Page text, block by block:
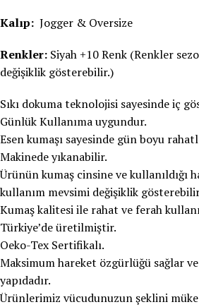
Kalıp: Jogger & Oversize
Renkler: Siyah +10 Renk (Renkler
değişiklik gösterebilir.)
Sıkı dokuma teknolojisi sayesinde iç
Günlük Kullanıma uygundur.
Esen kumaşı sayesinde gün boyu
Makinede yıkanabilir.
Ürünün kumaş cinsine ve kullanıldığı
kullanım mevsimi değişiklik
Kumaş kalitesi ile rahat ve ferah
Türkiye’de üretilmiştir.
Oeko-Tex Sertifikalı.
Maksimum hareket özgürlüğü sağlar
yapıdadır.
Ürünlerimiz vücudunuzun şeklini